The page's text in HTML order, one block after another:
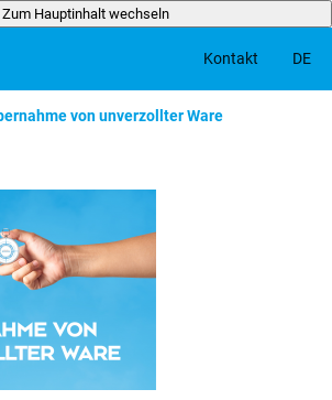
Zum Hauptinhalt wechseln
Kontakt DE
von unverzollter Ware